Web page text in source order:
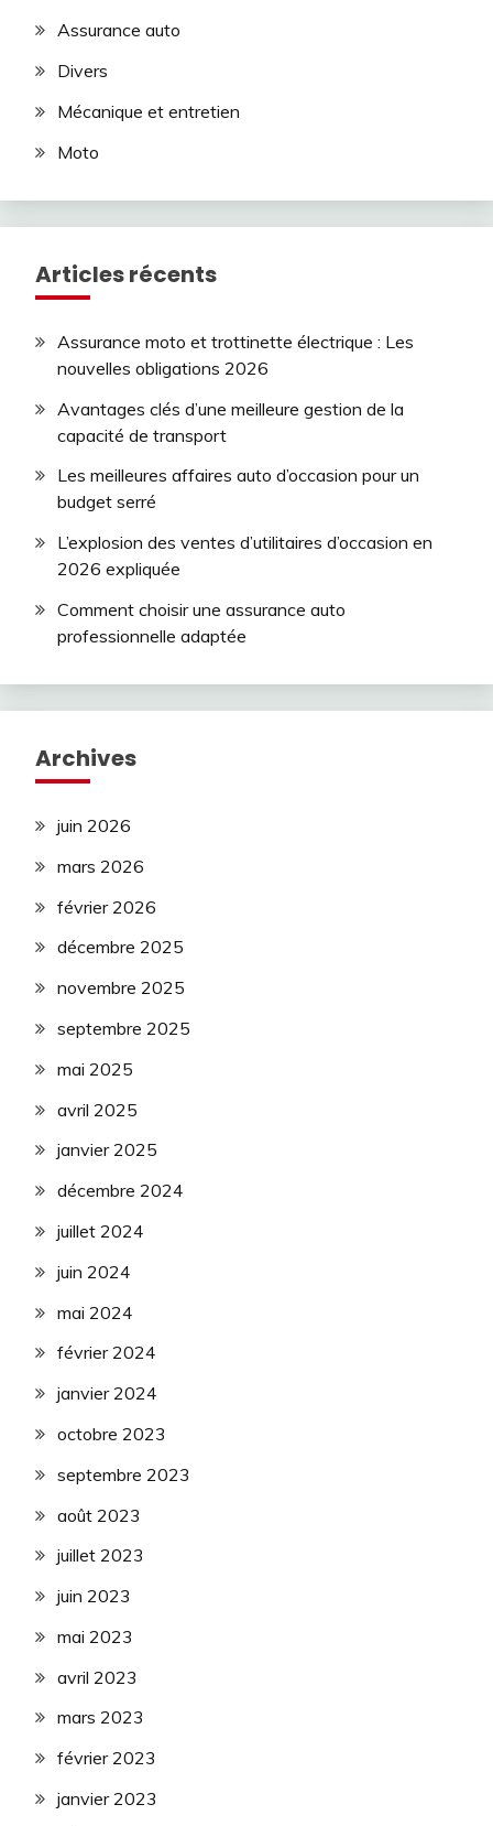
Assurance auto
Divers
Mécanique et entretien
Moto
Articles récents
Assurance moto et trottinette électrique : Les
nouvelles obligations 2026
Avantages clés d’une meilleure gestion de la
capacité de transport
Les meilleures affaires auto d’occasion pour un
budget serré
L’explosion des ventes d’utilitaires d’occasion en
2026 expliquée
Comment choisir une assurance auto
professionnelle adaptée
Archives
juin 2026
mars 2026
février 2026
décembre 2025
novembre 2025
septembre 2025
mai 2025
avril 2025
janvier 2025
décembre 2024
juillet 2024
juin 2024
mai 2024
février 2024
janvier 2024
octobre 2023
septembre 2023
août 2023
juillet 2023
juin 2023
mai 2023
avril 2023
mars 2023
février 2023
janvier 2023